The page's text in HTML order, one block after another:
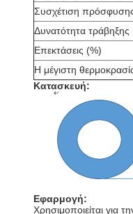
Συσχέτιση
Δυνατότητα τράβηξης
Επεκτάσεις (%)
Η μέγιστη
Κατασκευή:
Εφαρμογή:
Χρησιμοποιείται για